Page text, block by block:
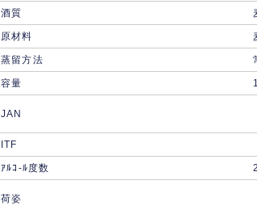
酒質
原材料
蒸留方法
容量
JAN
ITF
ｱﾙｺ-ﾙ度数
荷姿